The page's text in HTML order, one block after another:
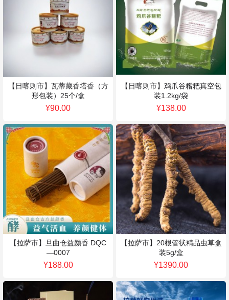
【日喀则市】瓦蒂藏香塔香（方
形包装）25个/盒
¥90.00
【日喀则市】鸡爪谷糌粑真空包
装1.2kg/袋
¥138.00
【拉萨市】旦曲仓益颜香 DQC
—0007
¥188.00
【拉萨市】20根管状精品虫草盒
装5g/盒
¥1390.00